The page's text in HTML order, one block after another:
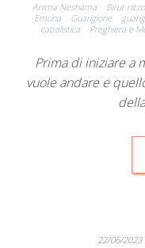
Anima Neshama Birur
Emuna
Guarigione
cabalistica
Preghiera e
Prima di iniziare a
vuole andare e
22/06/2023